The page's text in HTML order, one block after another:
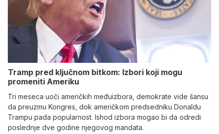
Tramp pred ključnom bitkom: Izbori koji mogu
promeniti Ameriku
Tri meseca uoči američkih međuizbora, demokrate vide šansu
da preuzmu Kongres, dok američkom predsedniku Donaldu
Trampu pada popularnost. Ishod izbora mogao bi da odredi
poslednje dve godine njegovog mandata.